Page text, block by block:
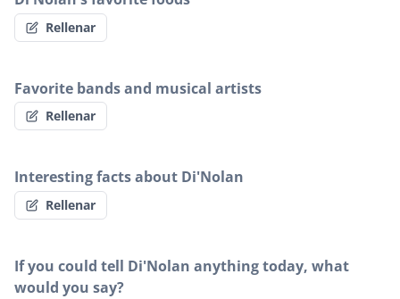
Rellenar
Favorite bands and musical artists
Rellenar
Interesting facts about Di'Nolan
Rellenar
If you could tell Di'Nolan anything today, what
would you say?